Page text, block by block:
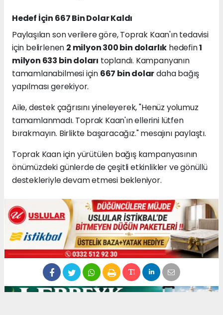
Hedef İçin 667 Bin Dolar Kaldı
Paylaşılan son verilere göre, Toprak Kaan'ın tedavisi
için belirlenen 2 milyon 300 bin dolarlık hedefin1
milyon 633 bin doları toplandı. Kampanyanın
tamamlanabilmesi için 667 bin dolardaha bağış
yapılması gerekiyor.
Aile, destek çağrısını yineleyerek, "Henüz yolumuz
tamamlanmadı. Toprak Kaan'ın ellerini lütfen
bırakmayın. Birlikte başaracağız." mesajını paylaştı.
Toprak Kaan için yürütülen bağış kampanyasının
önümüzdeki günlerde de çeşitli etkinlikler ve gönüllü
destekleriyle devam etmesi bekleniyor.